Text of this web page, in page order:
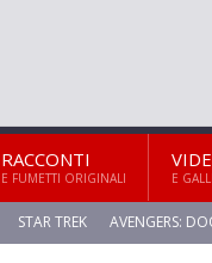
RACCONTI
E FUMETTI ORIGINALI E
STAR TREK AVENGERS: